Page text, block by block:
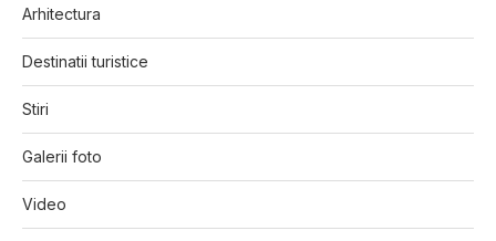
Arhitectura
Destinatii turistice
Stiri
Galerii foto
Video